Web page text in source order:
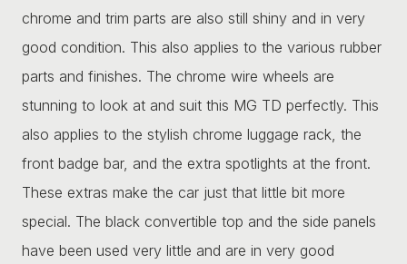
chrome and trim parts are also still shiny and in very
good condition. This also applies to the various rubber
parts and finishes. The chrome wire wheels are
stunning to look at and suit this MG TD perfectly. This
also applies to the stylish chrome luggage rack, the
front badge bar, and the extra spotlights at the front.
These extras make the car just that little bit more
special. The black convertible top and the side panels
have been used very little and are in very good